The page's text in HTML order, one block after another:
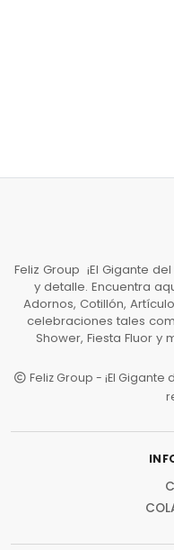
Feliz Group ¡El Gigante
y detalle. Encuentra
Adornos, Cotillón,
celebraciones tales
Shower, Fiesta Fluor y
Feliz Group - ¡El